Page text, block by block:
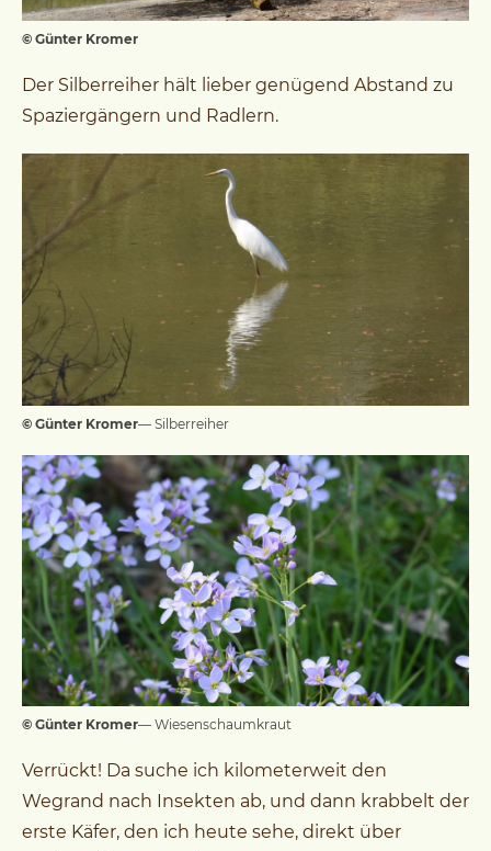
© Günter Kromer
Der Silberreiher hält lieber genügend Abstand zu
Spaziergängern und Radlern.
© Günter Kromer— Silberreiher
© Günter Kromer— Wiesenschaumkraut
Verrückt! Da suche ich kilometerweit den
Wegrand nach Insekten ab, und dann krabbelt der
erste Käfer, den ich heute sehe, direkt über